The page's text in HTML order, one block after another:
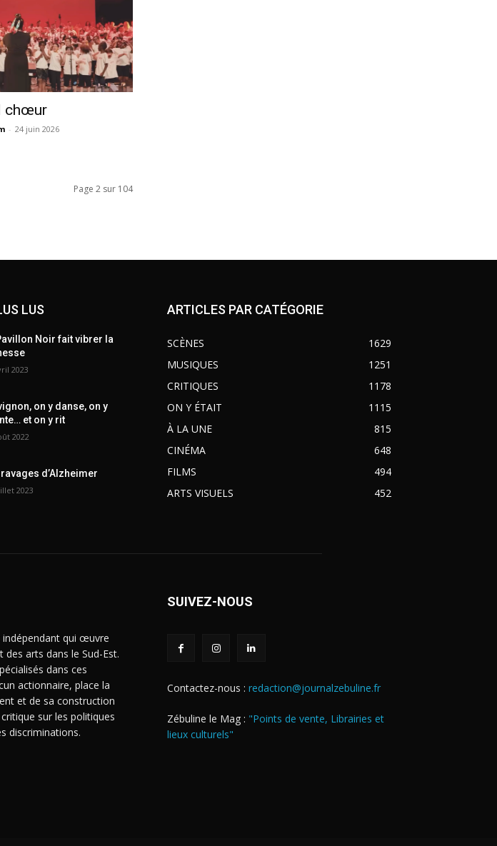
chœur
- 24 juin 2026
Page 2 sur 104
LUS
Noir fait vibrer la
2023
on y danse, on y
et on y rit
2022
ravages d’Alzheimer
2023
ARTICLES PAR CATÉGORIE
SCÈNES
1629
MUSIQUES
1251
CRITIQUES
1178
ON Y ÉTAIT
1115
À LA UNE
815
CINÉMA
648
FILMS
494
ARTS VISUELS
452
qui œuvre
arts dans le Sud-Est.
dans ces
actionnaire, place la
et de sa construction
sur les politiques
discriminations.
SUIVEZ-NOUS
Contactez-nous : redaction@journalzebuline.fr
Zébuline le Mag : "Points de vente, Librairies et
lieux culturels"